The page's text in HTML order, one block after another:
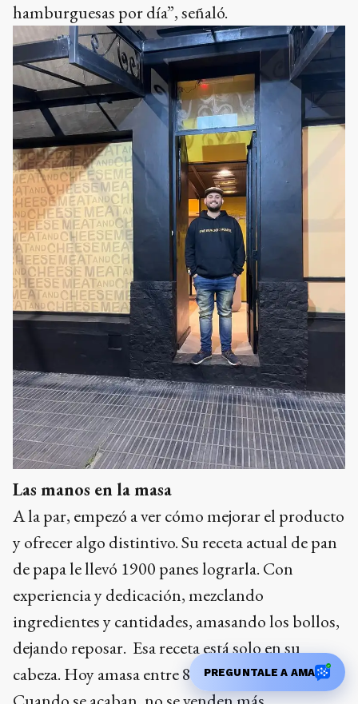
hamburguesas por día”, señaló.
Las manos en la masa
A la par, empezó a ver cómo mejorar el producto
y ofrecer algo distintivo. Su receta actual de pan
de papa le llevó 1900 panes lograrla. Con
experiencia y dedicación, mezclando
ingredientes y cantidades, amasando los bollos,
dejando reposar. Esa receta está solo en su
cabeza. Hoy amasa entre 80 y 120 panes por día.
PREGUNTALE A AMA